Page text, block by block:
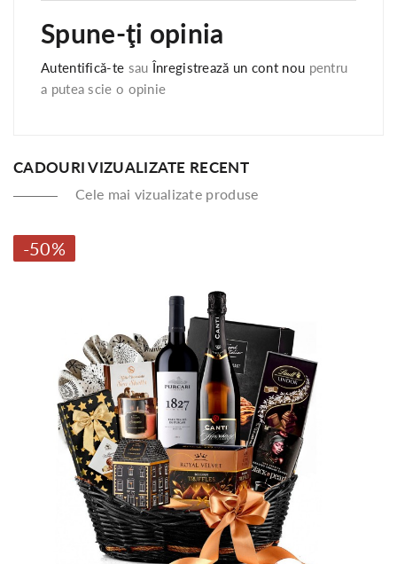
Spune-ţi opinia
Autentifică-te sau Înregistrează un cont nou pentru
a putea scie o opinie
CADOURI VIZUALIZATE RECENT
Cele mai vizualizate produse
-50%